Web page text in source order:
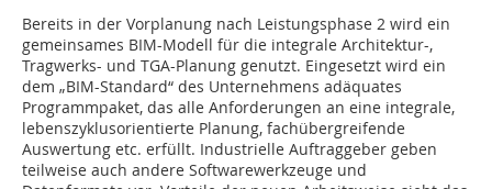
Bereits in der Vorplanung nach Leistungsphase 2 wird ein
gemeinsames BIM-Modell für die integrale Architektur-,
Tragwerks- und TGA-Planung genutzt. Eingesetzt wird ein
dem „BIM-Standard“ des Unternehmens adäquates
Programmpaket, das alle Anforderungen an eine integrale,
lebenszyklusorientierte Planung, fachübergreifende
Auswertung etc. erfüllt. Industrielle Auftraggeber geben
teilweise auch andere Softwarewerkzeuge und